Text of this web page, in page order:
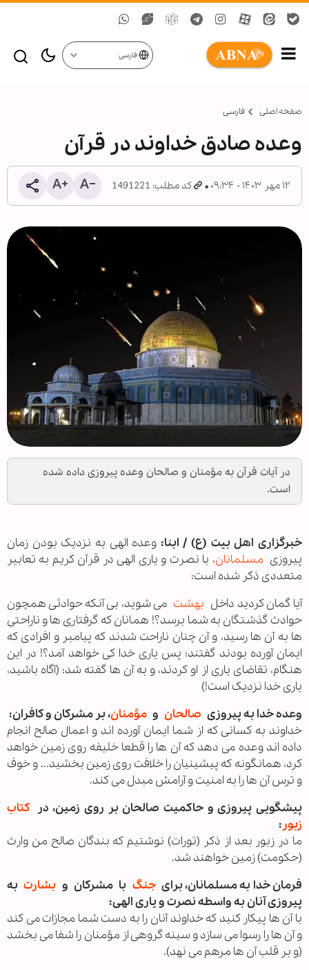
فارسی
صفحه اصلی فارسی
وعده صادق خداوند در قرآن
۱۲ مهر ۱۴۰۳ - ۰۹:۳۴ کد مطلب: 1491221
در آیات قرآن به مؤمنان و صالحان وعده پیروزی داده شده
است.
خبرگزاری اهل بیت (ع) / ابنا: وعده الهى به نزديک بودن زمان
پيروزى مسلمانان، با نصرت و يارى الهى در قرآن کریم به تعابیر
متعددی ذکر شده است:
آيا گمان كرديد داخل بهشت می ‌شويد، بی آنكه حوادثی همچون
حوادث گذشتگان به شما برسد؟! همانان كه گرفتاری ها و ناراحتی
ها به آن ها رسيد، و آن چنان ناراحت شدند كه پيامبر و افرادی كه
ايمان آورده بودند گفتند: پس ياری خدا كی خواهد آمد؟! در اين
هنگام، تقاضای ياری از او كردند، و به آن ها گفته شد: (آگاه باشيد،
ياری خدا نزديک است!)
وعده خدا به پيروزى صالحان و مؤمنان، بر مشركان و كافران:
خداوند به كسانی كه از شما ايمان آورده‌ اند و اعمال صالح انجام
داده‌ اند وعده می ‌دهد كه آن ها را قطعا خليفه روی زمين خواهد
كرد، همانگونه كه پيشينيان را خلافت روی زمين بخشيد... و خوف
و ترس آن ها را به امنيت و آرامش مبدل می كند.
پيشگويى پيروزى و حاكميت صالحان بر روى زمين، در کتاب
زبور:
ما در زبور بعد از ذكر (تورات) نوشتيم كه بندگان صالح من وارث
(حكومت) زمين خواهند شد.
فرمان خدا به مسلمانان، براىجنگ با مشرکان و بشارتبه
پيروزى آنان به واسطه نصرت و يارى الهى:
با آن ها پيكار كنيد كه خداوند آنان را به دست شما مجازات می كند
و آن ها را رسوا می ‌سازد و سينه گروهی از مؤمنان را شفا می بخشد
(و بر قلب آن ها مرهم می ‌نهد).